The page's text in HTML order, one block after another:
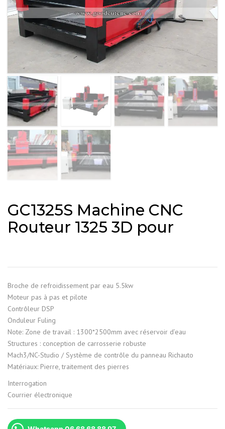
GC1325S Machine CNC
Routeur 1325 3D pour
Broche de refroidissement par eau 5.5kw
Moteur pas à pas et pilote
Contrôleur DSP
Onduleur Fuling
Note: Zone de travail : 1300*2500mm avec réservoir d’eau
Structures : conception de carrosserie robuste
Mach3/NC-Studio / Système de contrôle du panneau Richauto
Matériaux: Pierre, traitement des pierres
Interrogation
Courrier électronique